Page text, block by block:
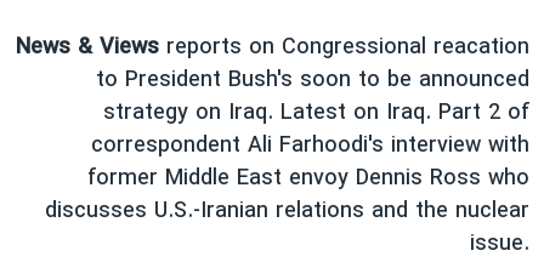
ویدیوها
فرهنگ و زندگی
حقوق شهروندی
اقتصادی
علم و فناوری
بایگانی برنامه‌های تلویزیونی
مستندها
انتخابات ریاست جمهوری آمریکا ۲۰۲۴
حمله جمهوری اسلامی به اسرائیل
رمز مهسا
یادگیری زبان انگلیسی
دنبال کنید
News & Views reports on Congressional reacation
to President Bush's soon to be announced
strategy on Iraq. Latest on Iraq. Part 2 of
correspondent Ali Farhoodi's interview with
former Middle East envoy Dennis Ross who
discusses U.S.-Iranian relations and the nuclear
issue.